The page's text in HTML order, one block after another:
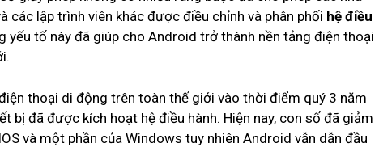
các lập trình viên khác được điều chỉnh và phân phối hệ điều
yếu tố này đã giúp cho Android trở thành nền tảng điện thoại
thoại di động trên toàn thế giới vào thời điểm quý 3 năm
bị đã được kích hoạt hệ điều hành. Hiện nay, con số đã giảm
và một phần của Windows tuy nhiên Android vẫn dẫn đầu